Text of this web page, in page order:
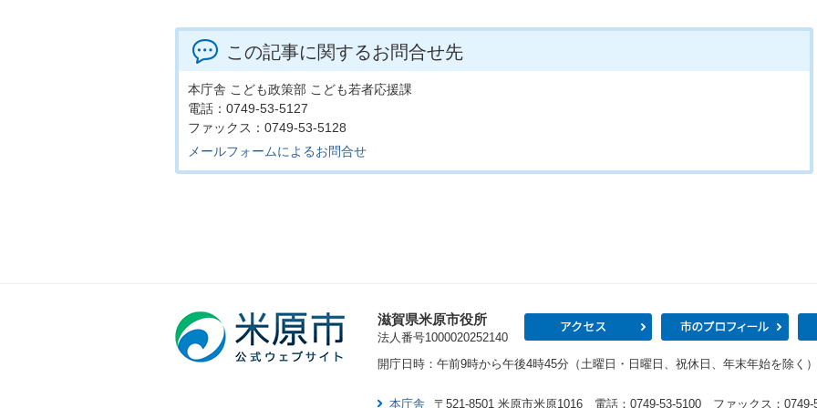
この記事に関するお問合せ先
本庁舎 こども政策部 こども若者応援課
電話：0749-53-5127
ファックス：0749-53-5128
メールフォームによるお問合せ
滋賀県米原市役所
法人番号1000020252140
アクセス 市
開庁日時：午前9時から午後4時45分（土曜日・日曜日、祝休日、年末年始を除く）
本庁舎 〒521-8501 米原市米原1016 電話：0749-53-5100 ファックス：0749-